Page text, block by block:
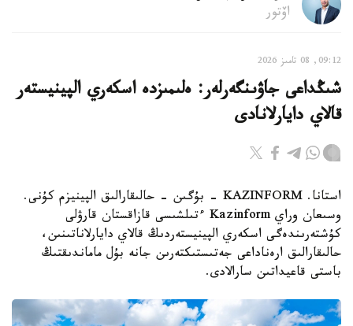
اۆتور
09:12, 08 تامىز 2026
شىڭداعى جاۋىنگەرلەر: ەلىمىزدە اسكەري الپينيستەر
قالاي دايارلانادى
استانا. KAZINFORM - بۇگىن - حالىقارالىق الپينيزم كۇنى.
وسىعان وراي Kazinform ءتىلشىسى قازاقستان قارۋلى
كۇشتەرىندەگى اسكەري الپينيستەردىڭ قالاي دايارلاناتىنىن،
حالىقارالىق ارەناداعى جەتىستىكتەرىن جانە بۇل ماماندىقتىڭ
باستى قاعيداتىن سارالادى.